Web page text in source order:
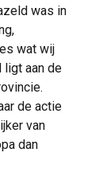
was in
wat wij
ligt aan de
de actie
van
dan